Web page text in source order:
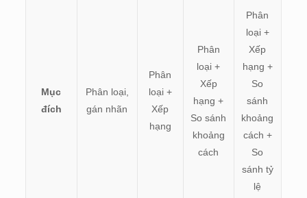
Mục
đích
Phân loại,
gán nhãn
Phân
loại +
Xếp
hạng
Phân
loại +
Xếp
hạng +
So sánh
khoảng
cách
Phân
loại +
Xếp
hạng +
So
sánh
khoảng
cách +
So
sánh tỷ
lệ